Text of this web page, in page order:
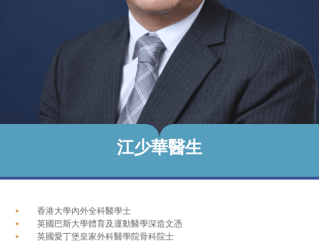
江少華醫生
香港大學內外全科醫學士
英國巴斯大學體育及運動醫學深造文憑
英國愛丁堡皇家外科醫學院骨科院士